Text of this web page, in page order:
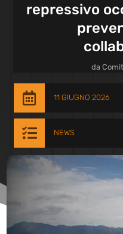
repressivo
da
 11 GIUGNO 2026
 NEWS